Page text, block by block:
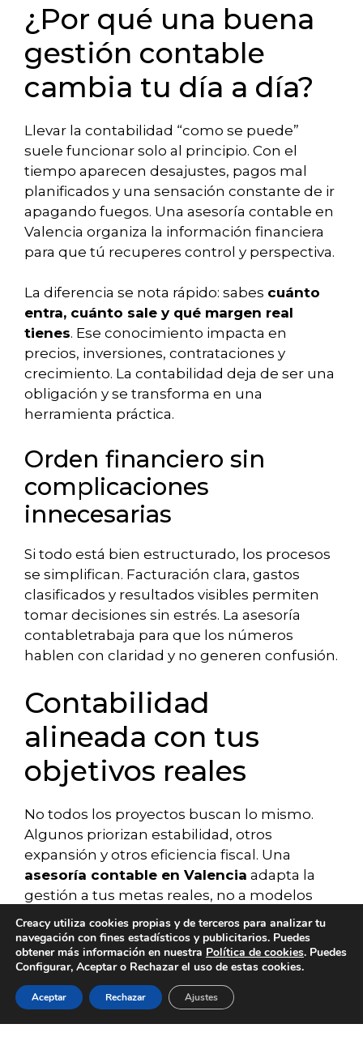
ACERCA DE SERVICIOS EMPLEO BLOG
¿Por qué una buena
gestión contable
cambia tu día a día?
Llevar la contabilidad “como se puede”
suele funcionar solo al principio. Con el
tiempo aparecen desajustes, pagos mal
planificados y una sensación constante de ir
apagando fuegos. Una asesoría contable en
Valencia organiza la información financiera
para que tú recuperes control y perspectiva.
La diferencia se nota rápido: sabes cuánto
entra, cuánto sale y qué margen real
tienes. Ese conocimiento impacta en
precios, inversiones, contrataciones y
crecimiento. La contabilidad deja de ser una
obligación y se transforma en una
herramienta práctica.
Orden financiero sin
complicaciones
innecesarias
Si todo está bien estructurado, los procesos
se simplifican. Facturación clara, gastos
clasificados y resultados visibles permiten
tomar decisiones sin estrés. La asesoría
contabletrabaja para que los números
hablen con claridad y no generen confusión.
Contabilidad
alineada con tus
objetivos reales
No todos los proyectos buscan lo mismo.
Algunos priorizan estabilidad, otros
expansión y otros eficiencia fiscal. Una
asesoría contable en Valencia adapta la
gestión a tus metas reales, no a modelos
genéricos que ignoran tu contexto.
Este acompañamiento permiteanticiparse
a escenarios futuros y ajustar la
estrategia
antes de que los problemas
Creacy utiliza cookies propias y de terceros para analizar tu
navegación con fines estadísticos y publicitarios. Puedes
obtener más información en nuestra Política de cookies. Puedes
Configurar, Aceptar o Rechazar el uso de estas cookies.
Aceptar Rechazar Ajustes